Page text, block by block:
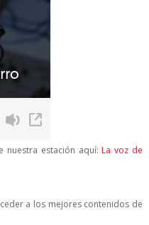
nuestra estación aquí: La voz de
a los mejores contenidos de